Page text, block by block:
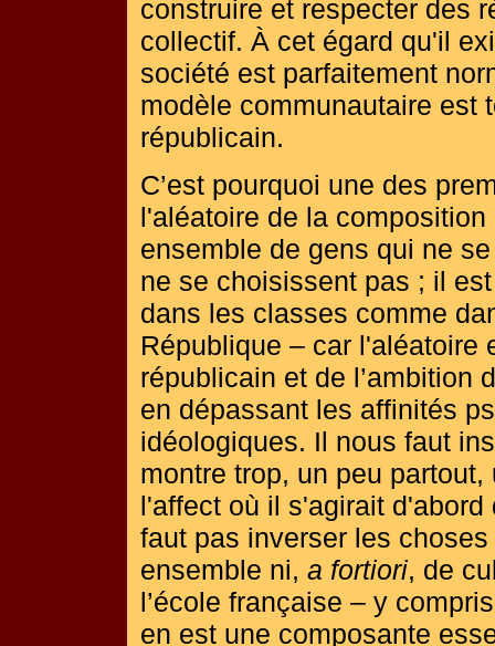
construire et respecter des
collectif. À cet égard qu'il
société est parfaitement
modèle communautaire est
républicain.
C’est pourquoi une des
l'aléatoire de la
ensemble de gens qui ne
ne se choisissent pas ; il
dans les classes comme
République – car l'aléatoire
républicain et de l’ambition
en dépassant les affinités
idéologiques. Il nous faut
montre trop, un peu
l'affect où il s'agirait
faut pas inverser les
ensemble ni, a fortiori, de
l’école française – y
en est une composante